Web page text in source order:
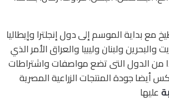
تم تصدير 8500 طن خوخ وحوالي 6500 طن بطيخ مع بداية الموسم إلى دول إنجلترا وإيطاليا
ولبنان وليبيا والعراق الأمر الذي
من الدول التى تضع مواصفات واشتراطات
أيضا جودة المنتجات الزراعية المصرية
عليها